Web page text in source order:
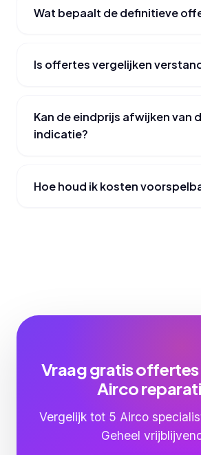
Wat bepaalt de definitieve
Is offertes vergelijken
Kan de eindprijs afwijken van
indicatie?
Hoe houd ik kosten
Vraag gratis offertes
Airco
Vergelijk tot 5 Airco
Geheel